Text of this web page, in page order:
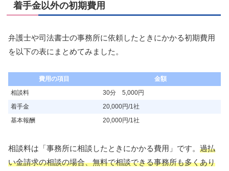
着手金以外の初期費用
弁護士や司法書士の事務所に依頼したときにかかる初期費用
を以下の表にまとめてみました。
費用の項目
金額
相談料
30分 5,000円
着手金
20,000円/1社
基本報酬
20,000円/1社
相談料は「事務所に相談したときにかかる費用」です。 過払
い金請求の相談の場合、無料で相談できる事務所も多くあり